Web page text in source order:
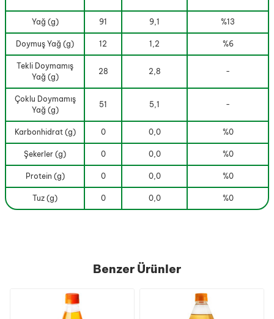
Yağ (g) 91 9,1 %13
Doymuş Yağ (g) 12 1,2 %6
Tekli Doymamış
Yağ (g)
28 2,8 -
Çoklu Doymamış
Yağ (g)
51 5,1 -
Karbonhidrat (g) 0 0,0 %0
Şekerler (g) 0 0,0 %0
Protein (g) 0 0,0 %0
Tuz (g) 0 0,0 %0
Benzer Ürünler